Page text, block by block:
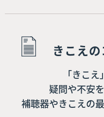
きこえ
「きこ
疑問や不安
補聴器やきこえの